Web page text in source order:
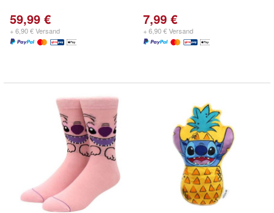
59,99 €
+ 6,90 € Versand
7,99 €
+ 6,90 € Versand